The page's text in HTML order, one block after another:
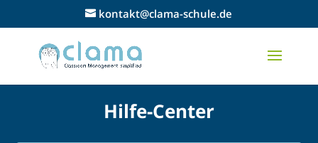
kontakt@clama-schule.de
Hilfe-Center